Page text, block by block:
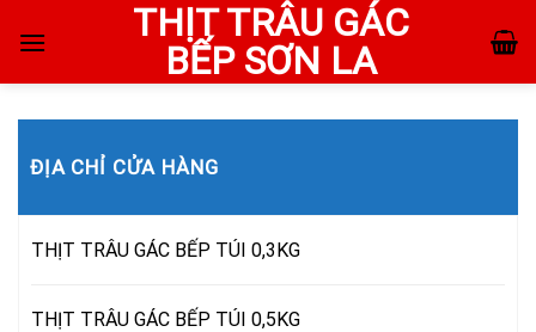
THỊT TRÂU GÁC
BẾP SƠN LA
ĐỊA CHỈ CỬA HÀNG
THỊT TRÂU GÁC BẾP TÚI 0,3KG
THỊT TRÂU GÁC BẾP TÚI 0,5KG